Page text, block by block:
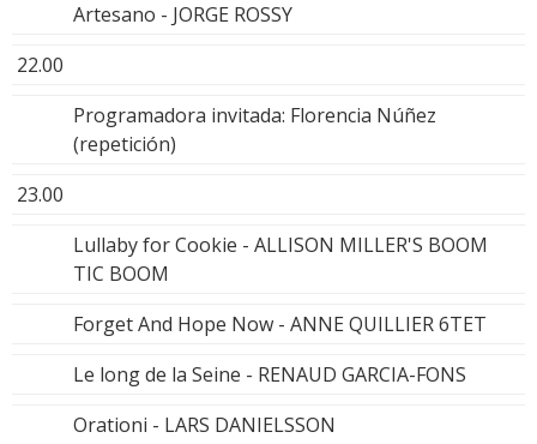
Artesano - JORGE ROSSY
22.00
Programadora invitada: Florencia Núñez
(repetición)
23.00
Lullaby for Cookie - ALLISON MILLER'S BOOM
TIC BOOM
Forget And Hope Now - ANNE QUILLIER 6TET
Le long de la Seine - RENAUD GARCIA-FONS
Orationi - LARS DANIELSSON